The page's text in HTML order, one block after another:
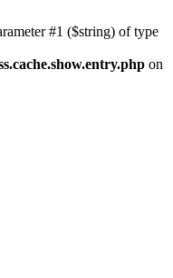
#1 ($string) of type
on